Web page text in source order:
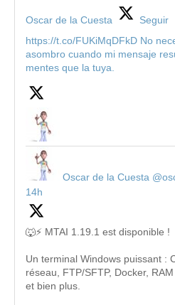
Oscar de la Cuesta
Seguir
https://t.co/FUKiMqDFkD No
asombro cuando mi mensaje
mentes que la tuya.
Oscar de la Cuesta
14h
🐺⚡ MTAI 1.19.1 est disponible !
Un terminal Windows puissant :
réseau, FTP/SFTP, Docker,
et bien plus.